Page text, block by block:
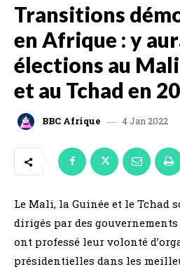
Transitions
en Afrique : y
élections au
et au Tchad en
BBC Afrique 4 Jan 2022
Le Mali, la Guinée et le Tchad
dirigés par des
ont professé leur volonté
présidentielles dans les